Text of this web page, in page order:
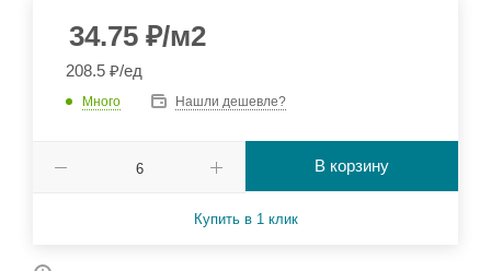
34.75 ₽/м2
208.5 ₽/ед
Много Нашли дешевле?
В корзину
Купить в 1 клик